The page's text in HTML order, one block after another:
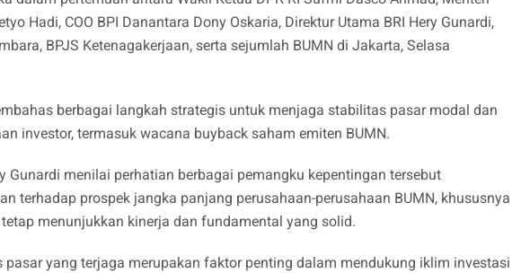
Hadi, COO BPI Danantara Dony Oskaria, Direktur Utama BRI Hery Gunardi,
BPJS Ketenagakerjaan, serta sejumlah BUMN di Jakarta, Selasa
berbagai langkah strategis untuk menjaga stabilitas pasar modal dan
investor, termasuk wacana buyback saham emiten BUMN.
Gunardi menilai perhatian berbagai pemangku kepentingan tersebut
terhadap prospek jangka panjang perusahaan-perusahaan BUMN, khususnya
menunjukkan kinerja dan fundamental yang solid.
pasar yang terjaga merupakan faktor penting dalam mendukung iklim investasi